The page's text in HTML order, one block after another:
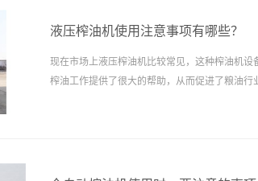
液压榨油机使用注意事项有哪些？
现在市场上液压榨油机比较常见，这种榨油机设
榨油工作提供了很大的帮助，从而促进了粮油行